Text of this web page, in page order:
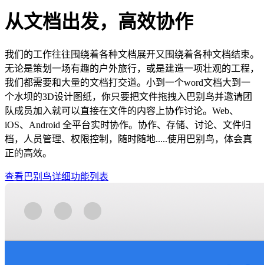
从文档出发，高效协作
我们的工作往往围绕着各种文档展开又围绕着各种文档结束。
无论是策划一场有趣的户外旅行，或是建造一项壮观的工程，
我们都需要和大量的文档打交道。小到一个word文档大到一
个水坝的3D设计图纸，你只要把文件拖拽入巴别鸟并邀请团
队成员加入就可以直接在文件的内容上协作讨论。Web、
iOS、Android 全平台实时协作。协作、存储、讨论、文件归
档，人员管理、权限控制，随时随地.....使用巴别鸟，体会真
正的高效。
查看巴别鸟详细功能列表